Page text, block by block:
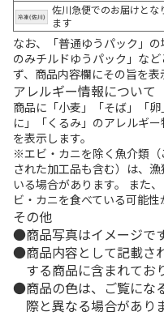
佐川急便でのお届けとな
ます
なお、「普通ゆうパック」
のみチルドゆうパック」な
ず、商品内容欄にその旨を表
アレルギー情報について
商品に「小麦」「そば」「
に」「くるみ」のアレルギ
を表示します。
※エビ・カニを除く魚介類
された加工品も含む）は、
いる場合があります。 また
ビ・カニを食べている可能性
その他
商品写真はイメージです
商品内容として記載さ
する商品に含まれてお
商品の色は、ご覧にな
際と異なる場合があり